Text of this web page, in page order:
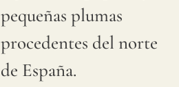
pequeñas plumas
procedentes del norte
de España.